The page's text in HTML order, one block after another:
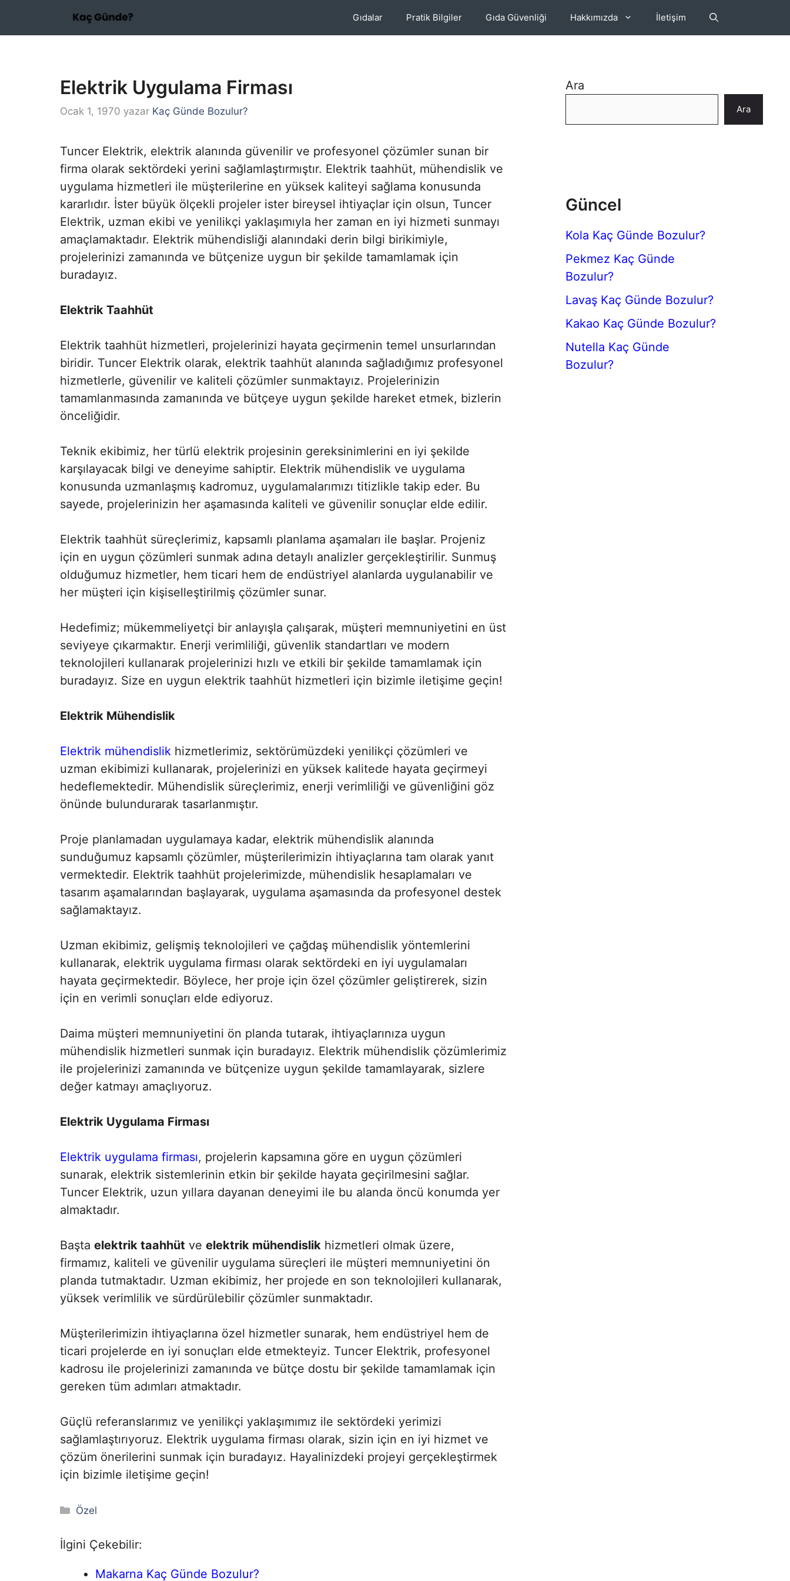
Gıdalar Pratik Bilgiler Gıda Güvenliği Hakkımızda İletişim
Elektrik Uygulama Firması
Ocak 1, 1970 yazar Kaç Günde Bozulur?
Tuncer Elektrik, elektrik alanında güvenilir ve profesyonel çözümler sunan bir
firma olarak sektördeki yerini sağlamlaştırmıştır. Elektrik taahhüt, mühendislik ve
uygulama hizmetleri ile müşterilerine en yüksek kaliteyi sağlama konusunda
kararlıdır. İster büyük ölçekli projeler ister bireysel ihtiyaçlar için olsun, Tuncer
Elektrik, uzman ekibi ve yenilikçi yaklaşımıyla her zaman en iyi hizmeti sunmayı
amaçlamaktadır. Elektrik mühendisliği alanındaki derin bilgi birikimiyle,
projelerinizi zamanında ve bütçenize uygun bir şekilde tamamlamak için
buradayız.
Elektrik Taahhüt
Elektrik taahhüt hizmetleri, projelerinizi hayata geçirmenin temel unsurlarından
biridir. Tuncer Elektrik olarak, elektrik taahhüt alanında sağladığımız profesyonel
hizmetlerle, güvenilir ve kaliteli çözümler sunmaktayız. Projelerinizin
tamamlanmasında zamanında ve bütçeye uygun şekilde hareket etmek, bizlerin
önceliğidir.
Teknik ekibimiz, her türlü elektrik projesinin gereksinimlerini en iyi şekilde
karşılayacak bilgi ve deneyime sahiptir. Elektrik mühendislik ve uygulama
konusunda uzmanlaşmış kadromuz, uygulamalarımızı titizlikle takip eder. Bu
sayede, projelerinizin her aşamasında kaliteli ve güvenilir sonuçlar elde edilir.
Elektrik taahhüt süreçlerimiz, kapsamlı planlama aşamaları ile başlar. Projeniz
için en uygun çözümleri sunmak adına detaylı analizler gerçekleştirilir. Sunmuş
olduğumuz hizmetler, hem ticari hem de endüstriyel alanlarda uygulanabilir ve
her müşteri için kişiselleştirilmiş çözümler sunar.
Hedefimiz; mükemmeliyetçi bir anlayışla çalışarak, müşteri memnuniyetini en üst
seviyeye çıkarmaktır. Enerji verimliliği, güvenlik standartları ve modern
teknolojileri kullanarak projelerinizi hızlı ve etkili bir şekilde tamamlamak için
buradayız. Size en uygun elektrik taahhüt hizmetleri için bizimle iletişime geçin!
Elektrik Mühendislik
Elektrik mühendislik hizmetlerimiz, sektörümüzdeki yenilikçi çözümleri ve
uzman ekibimizi kullanarak, projelerinizi en yüksek kalitede hayata geçirmeyi
hedeflemektedir. Mühendislik süreçlerimiz, enerji verimliliği ve güvenliğini göz
önünde bulundurarak tasarlanmıştır.
Proje planlamadan uygulamaya kadar, elektrik mühendislik alanında
sunduğumuz kapsamlı çözümler, müşterilerimizin ihtiyaçlarına tam olarak yanıt
vermektedir. Elektrik taahhüt projelerimizde, mühendislik hesaplamaları ve
tasarım aşamalarından başlayarak, uygulama aşamasında da profesyonel destek
sağlamaktayız.
Uzman ekibimiz, gelişmiş teknolojileri ve çağdaş mühendislik yöntemlerini
kullanarak, elektrik uygulama firması olarak sektördeki en iyi uygulamaları
hayata geçirmektedir. Böylece, her proje için özel çözümler geliştirerek, sizin
için en verimli sonuçları elde ediyoruz.
Daima müşteri memnuniyetini ön planda tutarak, ihtiyaçlarınıza uygun
mühendislik hizmetleri sunmak için buradayız. Elektrik mühendislik çözümlerimiz
ile projelerinizi zamanında ve bütçenize uygun şekilde tamamlayarak, sizlere
değer katmayı amaçlıyoruz.
Elektrik Uygulama Firması
Elektrik uygulama firması, projelerin kapsamına göre en uygun çözümleri
sunarak, elektrik sistemlerinin etkin bir şekilde hayata geçirilmesini sağlar.
Tuncer Elektrik, uzun yıllara dayanan deneyimi ile bu alanda öncü konumda yer
almaktadır.
Başta elektrik taahhüt ve elektrik mühendislik hizmetleri olmak üzere,
firmamız, kaliteli ve güvenilir uygulama süreçleri ile müşteri memnuniyetini ön
planda tutmaktadır. Uzman ekibimiz, her projede en son teknolojileri kullanarak,
yüksek verimlilik ve sürdürülebilir çözümler sunmaktadır.
Müşterilerimizin ihtiyaçlarına özel hizmetler sunarak, hem endüstriyel hem de
ticari projelerde en iyi sonuçları elde etmekteyiz. Tuncer Elektrik, profesyonel
kadrosu ile projelerinizi zamanında ve bütçe dostu bir şekilde tamamlamak için
gereken tüm adımları atmaktadır.
Güçlü referanslarımız ve yenilikçi yaklaşımımız ile sektördeki yerimizi
sağlamlaştırıyoruz. Elektrik uygulama firması olarak, sizin için en iyi hizmet ve
çözüm önerilerini sunmak için buradayız. Hayalinizdeki projeyi gerçekleştirmek
için bizimle iletişime geçin!
Kategoriler
Özel
İlgini Çekebilir:
Makarna Kaç Günde Bozulur?
Ara
Ara
Güncel
Kola Kaç Günde Bozulur?
Pekmez Kaç Günde
Bozulur?
Lavaş Kaç Günde Bozulur?
Kakao Kaç Günde Bozulur?
Nutella Kaç Günde
Bozulur?